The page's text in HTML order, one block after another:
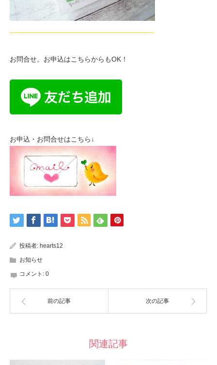
—————————————————————-
お問合せ。お申込はこちらからもOK！
お申込・お問合せはこちら↓
投稿者: hearts12
お知らせ
コメント: 0
前の記事 次の記事
関連記事